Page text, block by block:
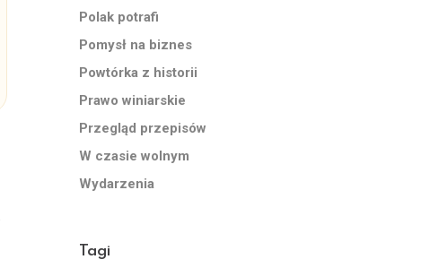
Polak potrafi
Pomysł na biznes
Powtórka z historii
Prawo winiarskie
Przegląd przepisów
W czasie wolnym
Wydarzenia
Tagi